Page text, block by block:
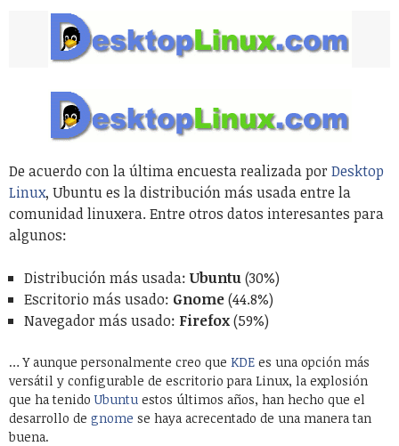
De acuerdo con la última encuesta realizada por Desktop
Linux, Ubuntu es la distribución más usada entre la
comunidad linuxera. Entre otros datos interesantes para
algunos:
Distribución más usada: Ubuntu(30%)
Escritorio más usado: Gnome(44.8%)
Navegador más usado: Firefox(59%)
… Y aunque personalmente creo que KDE es una opción más
versátil y configurable de escritorio para Linux, la explosión
que ha tenidoUbuntu estos últimos años, han hecho que el
desarrollo de gnome se haya acrecentado de una manera tan
buena.